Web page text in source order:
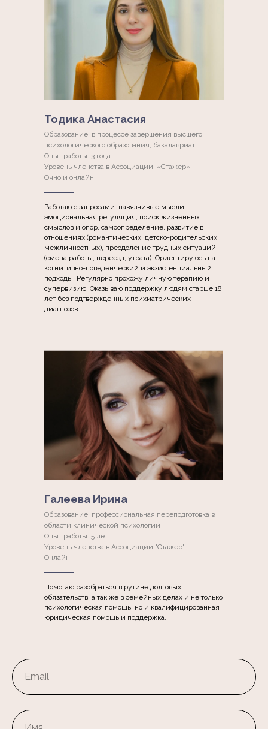
Тодика Анастасия
Образование: в процессе завершения высшего
психологического образования, бакалавриат
Опыт работы: 3 года
Уровень членства в Ассоциации: «Стажер»
Очно и онлайн
Работаю с запросами: навязчивые мысли,
эмоциональная регуляция, поиск жизненных
смыслов и опор, самоопределение, развитие в
отношениях (романтических, детско-родительских,
межличностных), преодоление трудных ситуаций
(смена работы, переезд, утрата). Ориентируюсь на
когнитивно-поведенческий и экзистенциальный
подходы. Регулярно прохожу личную терапию и
супервизию. Оказываю поддержку людям старше 18
лет без подтвержденных психиатрических
диагнозов.
Галеева Ирина
Образование: профессиональная переподготовка в
области клинической психологии
Опыт работы: 5 лет
Уровень членства в Ассоциации "Стажер"
Онлайн
Помогаю разобраться в рутине долговых
обязательств, а так же в семейных делах и не только
психологическая помощь, но и квалифицированная
юридическая помощь и поддержка.